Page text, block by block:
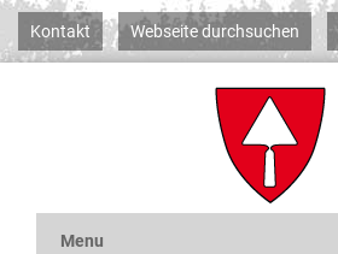
Kontakt Webseite durchsuchen